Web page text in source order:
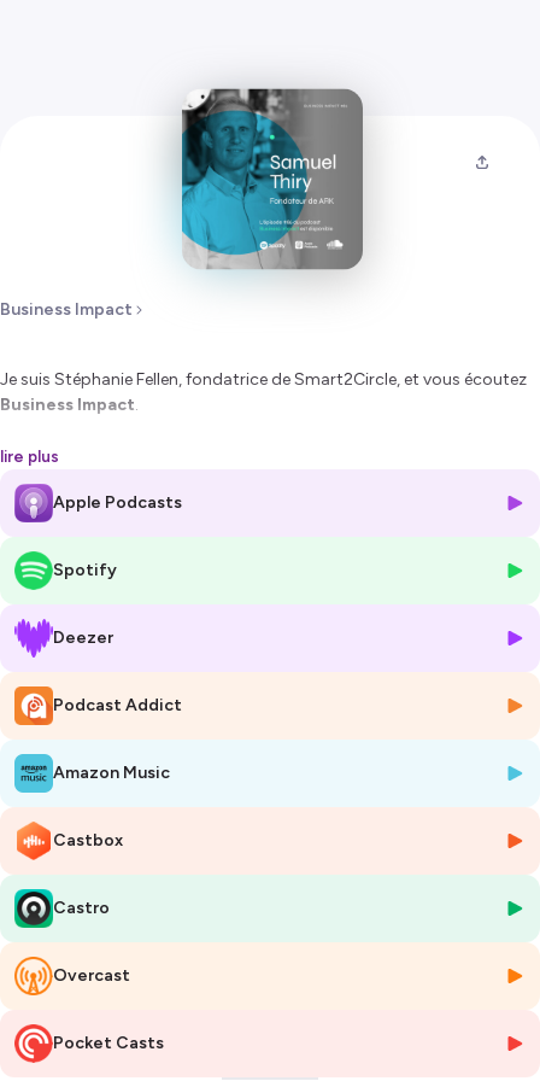
Business Impact
Je suis Stéphanie Fellen, fondatrice de Smart2Circle, et vous écoutez
Business Impact.
Un podcast dans lequel je donne la parole à des personnalités qui, à
leur échelle, contribuent à faire évoluer notre rapport au business, à la
société… et à la planète.
Dans l’épisode du jour, on plonge au cœur d’un sujet stratégique pour
la transition climatique :
On parle souvent de réduction des émissions. Mais que faire des
émissions incompressibles ? Celles issues de l’énergie et de l’industrie,
souvent à faible concentration, plus difficiles à capter… mais qui
représentent une part massive des 38 milliards de tonnes de CO₂
Mon invité estSamuel Thiry
à la source des émissions industrielles.
ARK s’attaque précisément à ces émissions dites “à basse
concentration”, longtemps considérées comme trop complexes ou
trop coûteuses à traiter. Et surtout, l’entreprise a construit un modèle
économique qui vise à rendre la captation
pour permettre un déploiement à grande échelle.
Dans cet épisode, nous abordons :
lire plus
Apple Podcasts
Spotify
Deezer
Podcast Addict
Amazon Music
Castbox
Castro
Overcast
Pocket Casts